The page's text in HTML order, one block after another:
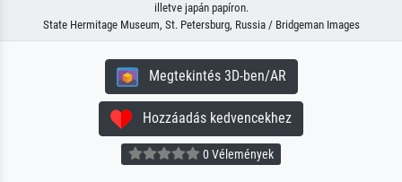
illetve japán papíron.
State Hermitage Museum, St. Petersburg, Russia / Bridgeman Images
Megtekintés 3D-ben/AR
Hozzáadás kedvencekhez
0 Vélemények